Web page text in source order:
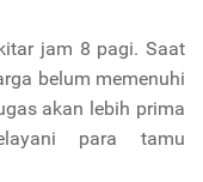
jam 8 pagi. Saat
belum memenuhi
akan lebih prima
para tamu